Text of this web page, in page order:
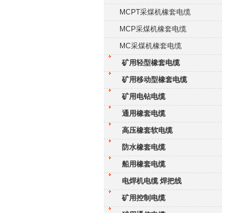
MCPT采煤机橡套电缆
MCP采煤机橡套电缆
MC采煤机橡套电缆
矿用轻型橡套电缆
矿用移动型橡套电缆
矿用电钻电缆
通用橡套电缆
高压橡套软电缆
防水橡套电缆
船用橡套电缆
电焊机电缆 焊把线
矿用控制电缆